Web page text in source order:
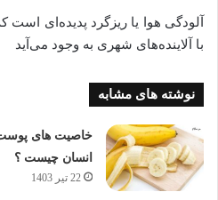
آلودگی هوا یا ریزگرد پدیده‌ای است
با آلاینده‌های شهری به وجود می‌آید
نوشته های مشابه
خاصیت های
انسان چیست ؟
22 تیر 1403